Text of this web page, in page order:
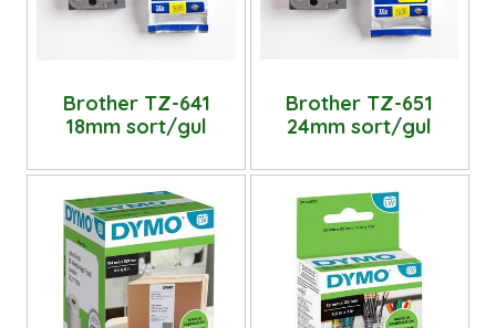
Brother TZ-641
18mm sort/gul
Brother TZ-651
24mm sort/gul